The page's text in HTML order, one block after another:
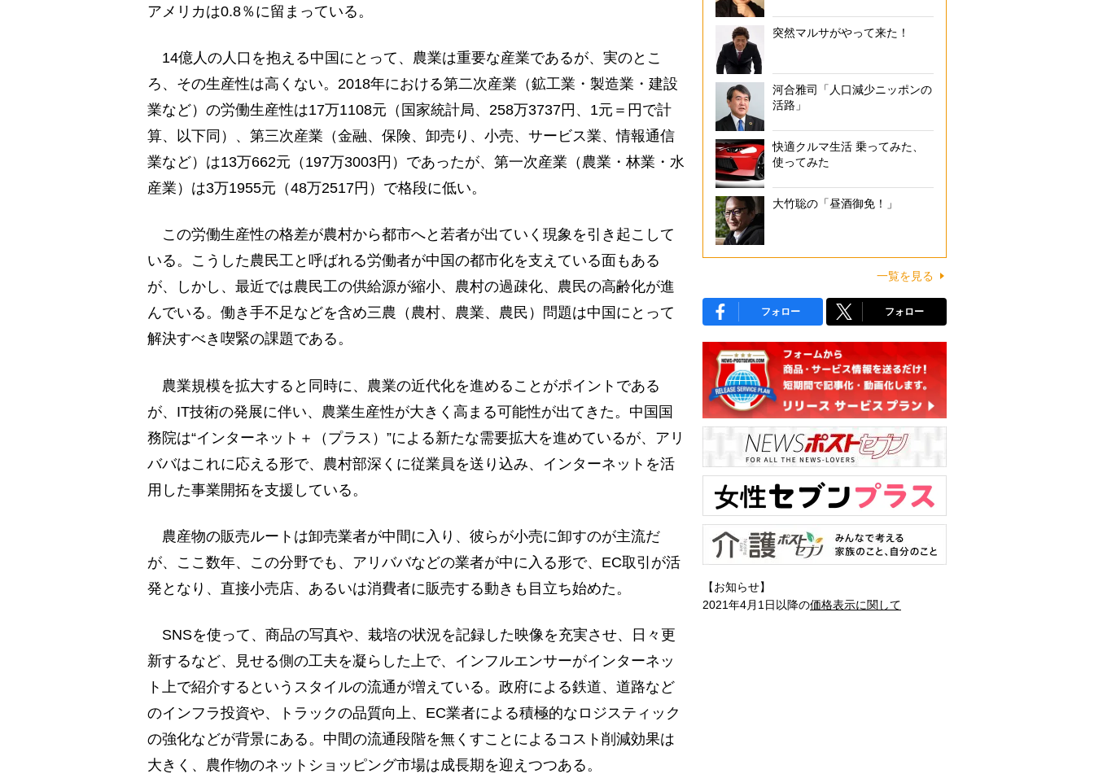
アメリカは0.8％に留まっている。
14億人の人口を抱える中国にとって、農業は重要な産業であるが、実のとこ
ろ、その生産性は高くない。2018年における第二次産業（鉱工業・製造業・建設
業など）の労働生産性は17万1108元（国家統計局、258万3737円、1元＝円で計
算、以下同）、第三次産業（金融、保険、卸売り、小売、サービス業、情報通信
業など）は13万662元（197万3003円）であったが、第一次産業（農業・林業・水
産業）は3万1955元（48万2517円）で格段に低い。
この労働生産性の格差が農村から都市へと若者が出ていく現象を引き起こして
いる。こうした農民工と呼ばれる労働者が中国の都市化を支えている面もある
が、しかし、最近では農民工の供給源が縮小、農村の過疎化、農民の高齢化が進
んでいる。働き手不足などを含め三農（農村、農業、農民）問題は中国にとって
解決すべき喫緊の課題である。
農業規模を拡大すると同時に、農業の近代化を進めることがポイントである
が、IT技術の発展に伴い、農業生産性が大きく高まる可能性が出てきた。中国国
務院は“インターネット＋（プラス）”による新たな需要拡大を進めているが、アリ
ババはこれに応える形で、農村部深くに従業員を送り込み、インターネットを活
用した事業開拓を支援している。
農産物の販売ルートは卸売業者が中間に入り、彼らが小売に卸すのが主流だ
が、ここ数年、この分野でも、アリババなどの業者が中に入る形で、EC取引が活
発となり、直接小売店、あるいは消費者に販売する動きも目立ち始めた。
SNSを使って、商品の写真や、栽培の状況を記録した映像を充実させ、日々更
新するなど、見せる側の工夫を凝らした上で、インフルエンサーがインターネッ
ト上で紹介するというスタイルの流通が増えている。政府による鉄道、道路など
のインフラ投資や、トラックの品質向上、EC業者による積極的なロジスティック
の強化などが背景にある。中間の流通段階を無くすことによるコスト削減効果は
大きく、農作物のネットショッピング市場は成長期を迎えつつある。
突然マルサがやって来た！
河合雅司「人口減少ニッポンの
活路」
快適クルマ生活 乗ってみた、
使ってみた
大竹聡の「昼酒御免！」
一覧を見る
フォロー フォロー
【お知らせ】
2021年4月1日以降の価格表示に関して